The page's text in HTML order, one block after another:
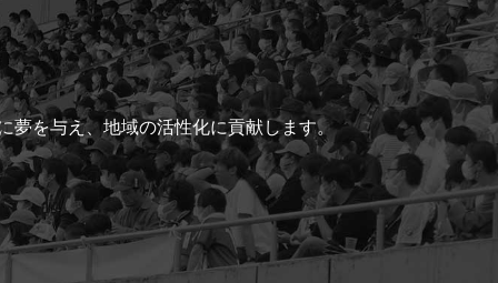
夢を与え、地域の活性化に貢献します。